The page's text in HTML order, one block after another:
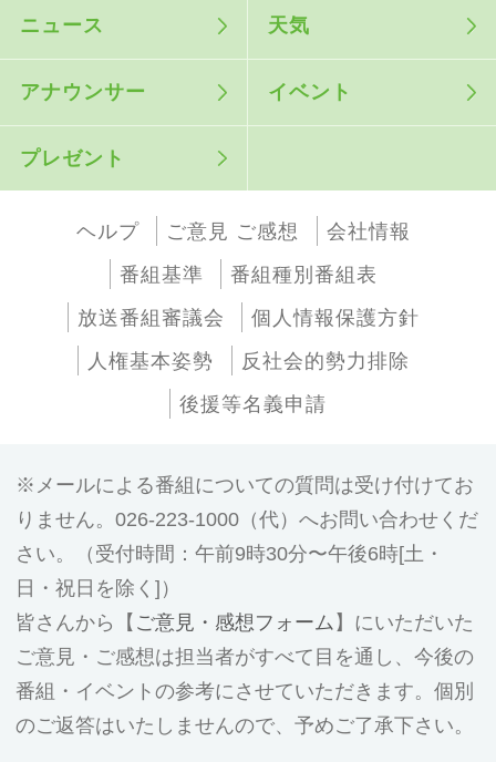
ニュース 天気
アナウンサー イベント
プレゼント
ヘルプ ご意見 ご感想
会社情報
番組基準
番組種別番組表
放送番組審議会
個人情報保護方針
人権基本姿勢
反社会的勢力排除
後援等名義申請
メールによる番組についての質問は受け付けてお
りません。026-223-1000（代）へお問い合わせくだ
さい。（受付時間：午前9時30分〜午後6時[土・
日・祝日を除く]）
皆さんから【 ご意見・感想フォーム 】にいただいた
ご意見・ご感想は担当者がすべて目を通し、今後の
番組・イベントの参考にさせていただきます。個別
のご返答はいたしませんので、予めご了承下さい。